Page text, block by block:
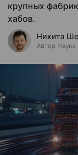
крупных
хабов.
Никита
Автор Наука